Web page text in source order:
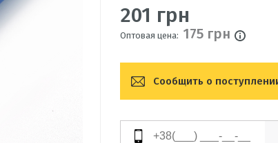
201 грн
Оптовая цена: 175 грн
Сообщить о